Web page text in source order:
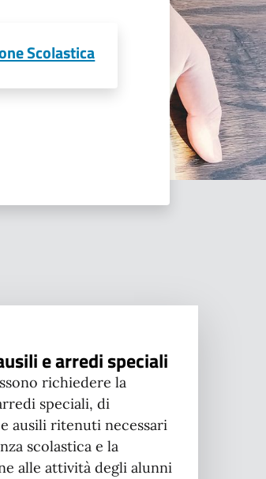
Scolastica
e arredi speciali
richiedere la
speciali, di
ausili ritenuti necessari
scolastica e la
alle attività degli alunni